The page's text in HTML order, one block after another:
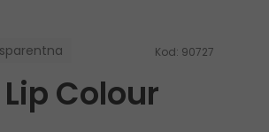
Kod: 90727
Colour